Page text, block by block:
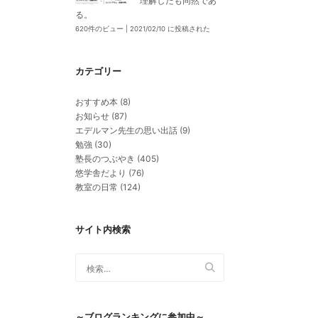
る。
620件のビュー 2021/02/10 に投稿された
カテゴリー
おすすめ本 (8)
お知らせ (87)
エデルマン先生の思い出話 (9)
勉強 (30)
塾長のつぶやき (405)
悠学舎だより (76)
教室の日常 (124)
サイト内検索